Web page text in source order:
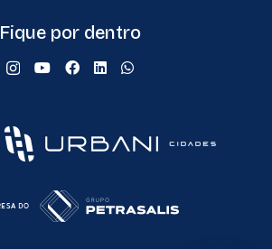
Fique por dentro